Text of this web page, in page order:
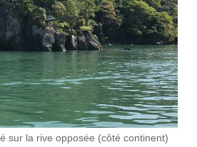
sur la rive opposée (côté continent)